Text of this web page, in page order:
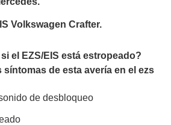
Volkswagen Crafter.
el EZS/EIS está estropeado?
de esta avería en el ezs
de desbloqueo